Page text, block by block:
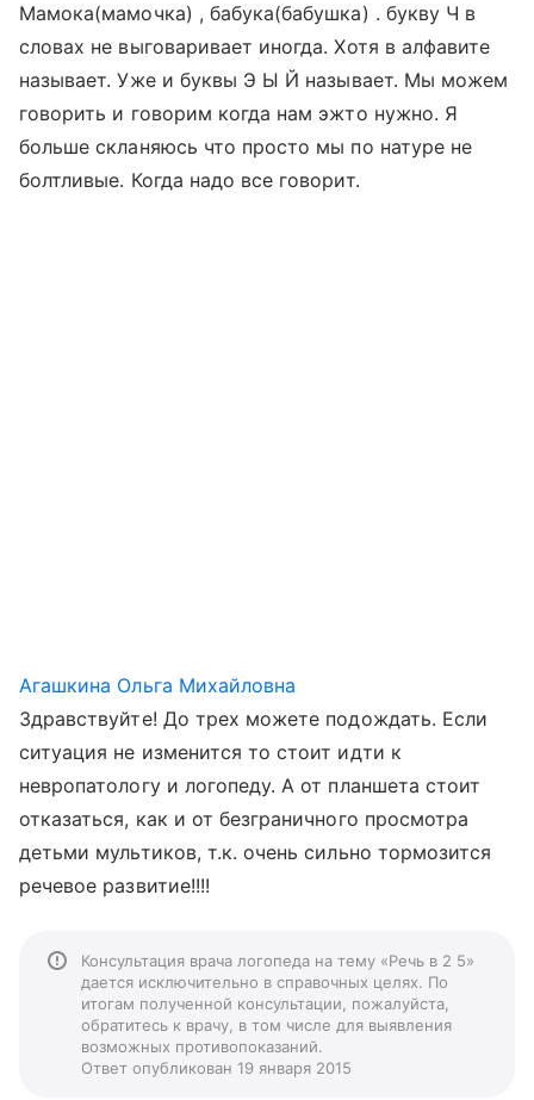
Мамока(мамочка) , бабука(бабушка) . букву Ч в
словах не выговаривает иногда. Хотя в алфавите
называет. Уже и буквы Э Ы Й называет. Мы можем
говорить и говорим когда нам эжто нужно. Я
больше скланяюсь что просто мы по натуре не
болтливые. Когда надо все говорит.
Агашкина Ольга Михайловна
Здравствуйте! До трех можете подождать. Если
ситуация не изменится то стоит идти к
невропатологу и логопеду. А от планшета стоит
отказаться, как и от безграничного просмотра
детьми мультиков, т.к. очень сильно тормозится
речевое развитие!!!!
Консультация врача логопеда на тему «Речь в 2 5»
дается исключительно в справочных целях. По
итогам полученной консультации, пожалуйста,
обратитесь к врачу, в том числе для выявления
возможных противопоказаний.
Ответ опубликован 19 января 2015